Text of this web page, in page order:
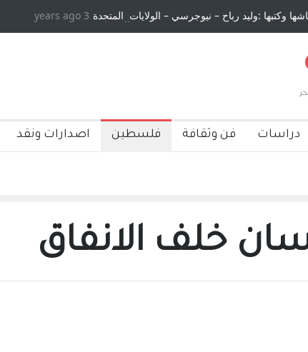
وكتبها :وليد رباح – نيوجرسي – الولايات المتحدة
الامريكية
3 years ago
دراسات فن وثقافة فلسطين اصدارات ونقد
خلف الانفاق